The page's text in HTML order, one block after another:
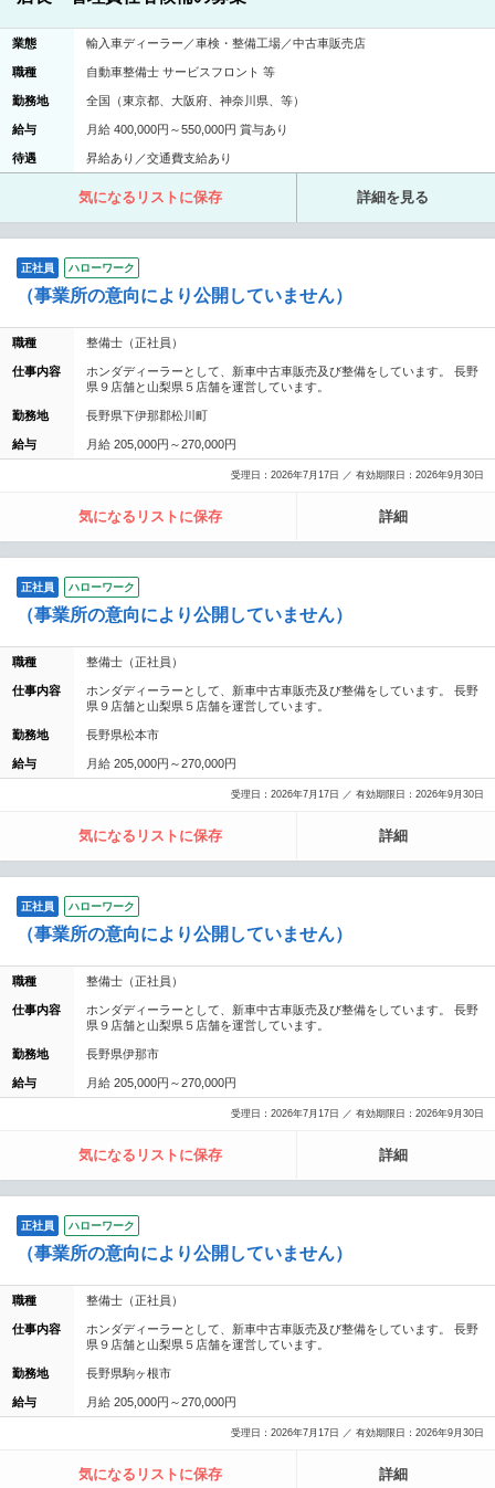
業態 輸入車ディーラー／車検・整備工場／中古車販売店
職種 自動車整備士 サービスフロント 等
勤務地 全国（東京都、大阪府、神奈川県、等）
給与 月給 400,000円～550,000円 賞与あり
待遇 昇給あり／交通費支給あり
気になるリストに保存 詳細を見る
正社員 ハローワーク
（事業所の意向により公開していません）
職種 整備士（正社員）
仕事内容
ホンダディーラーとして、新車中古車販売及び整備をしています。 長野
県９店舗と山梨県５店舗を運営しています。
勤務地 長野県下伊那郡松川町
給与 月給 205,000円～270,000円
受理日：2026年7月17日 ／ 有効期限日：2026年9月30日
気になるリストに保存 詳細
正社員 ハローワーク
（事業所の意向により公開していません）
職種 整備士（正社員）
仕事内容
ホンダディーラーとして、新車中古車販売及び整備をしています。 長野
県９店舗と山梨県５店舗を運営しています。
勤務地 長野県松本市
給与 月給 205,000円～270,000円
受理日：2026年7月17日 ／ 有効期限日：2026年9月30日
気になるリストに保存 詳細
正社員 ハローワーク
（事業所の意向により公開していません）
職種 整備士（正社員）
仕事内容
ホンダディーラーとして、新車中古車販売及び整備をしています。 長野
県９店舗と山梨県５店舗を運営しています。
勤務地 長野県伊那市
給与 月給 205,000円～270,000円
受理日：2026年7月17日 ／ 有効期限日：2026年9月30日
気になるリストに保存 詳細
正社員 ハローワーク
（事業所の意向により公開していません）
職種 整備士（正社員）
仕事内容
ホンダディーラーとして、新車中古車販売及び整備をしています。 長野
県９店舗と山梨県５店舗を運営しています。
勤務地 長野県駒ヶ根市
給与 月給 205,000円～270,000円
受理日：2026年7月17日 ／ 有効期限日：2026年9月30日
気になるリストに保存 詳細